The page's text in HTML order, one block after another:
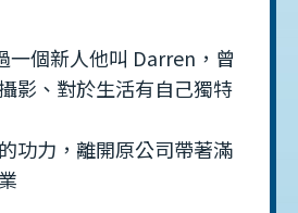
一個新人他叫 Darren，曾
影、對於生活有自己獨特
功力，離開原公司帶著滿